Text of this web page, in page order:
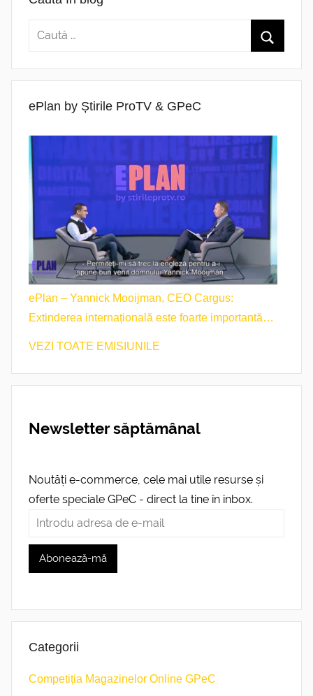
ePlan by Știrile ProTV & GPeC
ePlan – Yannick Mooijman, CEO Cargus:
Extinderea internațională este foarte importantă
VEZI TOATE EMISIUNILE
Newsletter săptămânal
Noutăți e-commerce, cele mai utile resurse și
oferte speciale GPeC - direct la tine în inbox.
Categorii
Competiția Magazinelor Online GPeC